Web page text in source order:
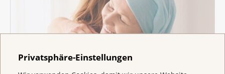
Privatsphäre-Einstellungen